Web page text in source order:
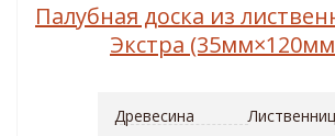
Палубная доска из
Экстра
Древесина